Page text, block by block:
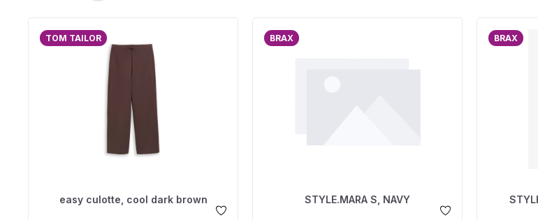
TOM TAILOR
easy culotte, cool dark brown
BRAX
STYLE.MARA S, NAVY
BRAX